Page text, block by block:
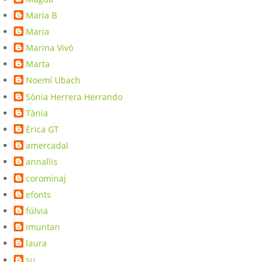
Maria B
Maria
Marina Vivó
Marta
Noemí Ubach
Sònia Herrera Herrando
Tània
Èrica GT
amercadal
annallis
corominaj
efonts
fúlvia
imuntan
laura
su